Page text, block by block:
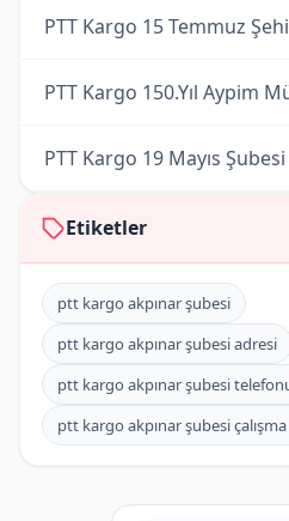
PTT Kargo 15 Temmuz
PTT Kargo 150.Yıl Aypim
PTT Kargo 19 Mayıs Şubesi
PTT Kargo 50.Yıl Müdürlüğü
PTT Kargo
PTT Kargo Acarkent Şubesi
PTT Kargo Acıbadem
Etiketler
ptt kargo akpınar şubesi
ptt kargo akpınar şubesi adresi
ptt kargo akpınar şubesi
ptt kargo akpınar şubesi